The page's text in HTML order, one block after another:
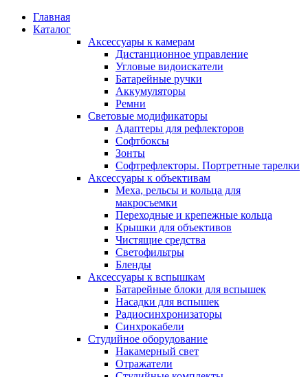
Главная
Каталог
Аксессуары к камерам
Дистанционное управление
Угловые видоискатели
Батарейные ручки
Аккумуляторы
Ремни
Световые модификаторы
Адаптеры для рефлекторов
Софтбоксы
Зонты
Софтрефлекторы. Портретные тарелки
Аксессуары к объективам
Меха, рельсы и кольца для
макросъемки
Переходные и крепежные кольца
Крышки для объективов
Чистящие средства
Светофильтры
Бленды
Аксессуары к вспышкам
Батарейные блоки для вспышек
Насадки для вспышек
Радиосинхронизаторы
Синхрокабели
Студийное оборудование
Накамерный свет
Отражатели